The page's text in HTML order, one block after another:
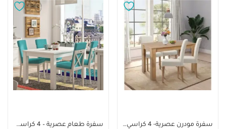
سفرة مودرن عصرية- 4 كراسي. DIR-54
سفرة طعام عصرية – 4 كراسي. DIR-40